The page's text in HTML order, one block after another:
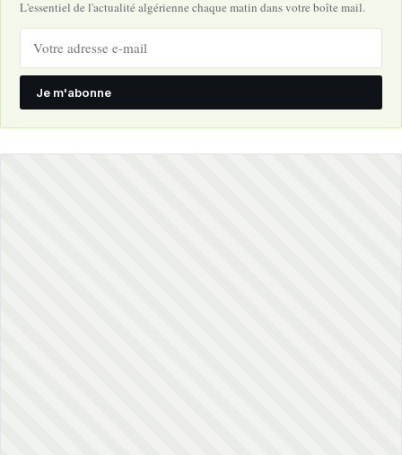
L'essentiel de l'actualité algérienne chaque matin dans votre boîte mail.
Je m'abonne